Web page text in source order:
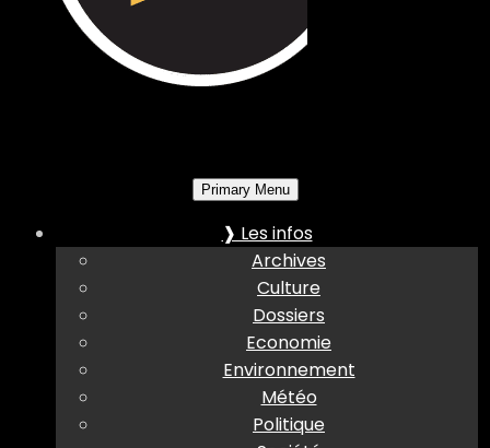
Primary Menu
❱ Les infos
Archives
Culture
Dossiers
Economie
Environnement
Météo
Politique